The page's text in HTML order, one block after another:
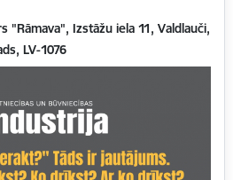
"Rāmava", Izstāžu iela 11, Valdlauči,
LV-1076